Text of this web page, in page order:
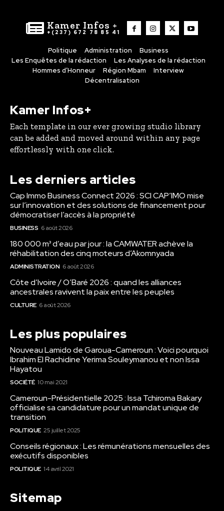
Kamer Infos +
+(237) 672 78 85 41
Politique Administration
Business
Les Enquêtes de la rédaction
Les Analyses de la rédaction
Hommes d’Honneur
Région Mbam
Interview
Décentralisation
Kamer Infos+
Each template in our ever growing studio library
can be added and moved around within any page
effortlessly with one click.
Les derniers articles
Cap Immo Business Connect 2026 : SCI CAP’IMO mise
sur l’innovation et des solutions de financement pour
démocratiser l’accès à la propriété
BUSINESS 6 août 2026
180 000 m³ d’eau par jour : la CAMWATER achève la
réhabilitation des cinq moteurs d’Akomnyada
ADMINISTRATION 6 août 2026
Côte d’Ivoire / O’Baré 2026 : quand les alliances
ancestrales ravivent la paix entre les peuples
CULTURE 6 août 2026
Les plus populaires
Nouveau Lamido de Garoua-Cameroun : Voici pourquoi
Ibrahim El Rachidine Yerima Souleymanou et non Issa
Hayatou
SOCIÉTÉ 10 mai 2021
Cameroun-Présidentielle 2025 : Issa Tchiroma Bakary
officialise sa candidature pour un mandat unique de
transition
POLITIQUE 25 juillet 2025
Conseils régionaux : Les rémunérations mensuelles des
exécutifs disponibles
POLITIQUE 14 avril 2021
Sitemap